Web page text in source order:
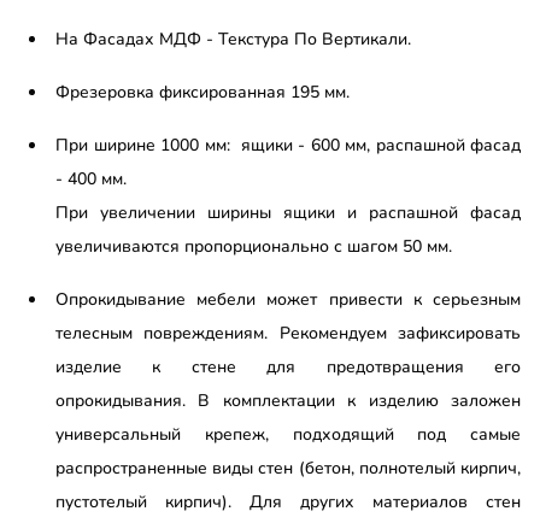
На Фасадах МДФ - Текстура По Вертикали.
Фрезеровка фиксированная 195 мм.
При ширине 1000 мм: ящики - 600 мм, распашной фасад
- 400 мм.
При увеличении ширины ящики и распашной фасад
увеличиваются пропорционально с шагом 50 мм.
Опрокидывание мебели может привести к серьезным
телесным повреждениям. Рекомендуем зафиксировать
изделие к стене для предотвращения его
опрокидывания. В комплектации к изделию заложен
универсальный крепеж, подходящий под самые
распространенные виды стен (бетон, полнотелый кирпич,
пустотелый кирпич). Для других материалов стен